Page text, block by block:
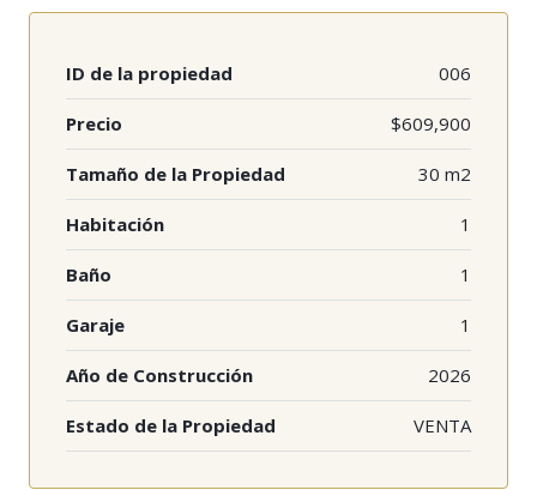
ID de la propiedad 006
Precio $609,900
Tamaño de la Propiedad 30 m2
Habitación 1
Baño 1
Garaje 1
Año de Construcción 2026
Estado de la Propiedad VENTA